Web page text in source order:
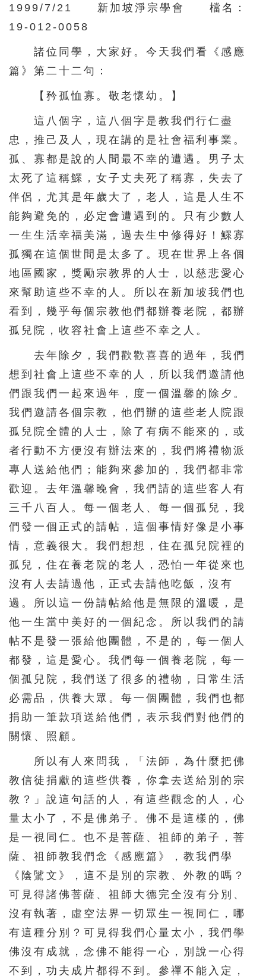
106 108 109 110
111 112
116 117 118 119 120
121 122
126 127 128 129
131 132 133 134 135
136 137 138 139 140
141 142 143 144 145
151 152 153 154 155
156 157 158 159 160
161 162 163 164 165
166 167 168 169 170
176 177 178 179
186 187 188 189 190
191 192 193 194 195
1999/7/21 新加坡淨宗學會 檔名：
19-012-0058
諸位同學，大家好。今天我們看《感應
篇》第二十二句：
【矜孤恤寡。敬老懷幼。】
這八個字，這八個字是教我們行仁盡
忠，推己及人，現在講的是社會福利事業。
孤、寡都是說的人間最不幸的遭遇。男子太
太死了這稱鰥，女子丈夫死了稱寡，失去了
伴侶，尤其是年歲大了，老人，這是人生不
能夠避免的，必定會遭遇到的。只有少數人
一生生活幸福美滿，過去生中修得好！鰥寡
孤獨在這個世間是太多了。現在世界上各個
地區國家，獎勵宗教界的人士，以慈悲愛心
來幫助這些不幸的人。所以在新加坡我們也
看到，幾乎每個宗教他們都辦養老院，都辦
孤兒院，收容社會上這些不幸之人。
去年除夕，我們歡歡喜喜的過年，我們
想到社會上這些不幸的人，所以我們邀請他
們跟我們一起來過年，度一個溫馨的除夕。
我們邀請各個宗教，他們辦的這些老人院跟
孤兒院全體的人士，除了有病不能來的，或
者行動不方便沒有辦法來的，我們將禮物派
專人送給他們；能夠來參加的，我們都非常
歡迎。去年溫馨晚會，我們請的這些客人有
三千八百人。每一個老人、每一個孤兒，我
們發一個正式的請帖，這個事情好像是小事
情，意義很大。我們想想，住在孤兒院裡的
孤兒，住在養老院的老人，恐怕一年從來也
沒有人去請過他，正式去請他吃飯，沒有
過。所以這一份請帖給他是無限的溫暖，是
他一生當中美好的一個紀念。所以我們的請
帖不是發一張給他團體，不是的，每一個人
都發，這是愛心。我們每一個養老院，每一
個孤兒院，我們送了很多的禮物，日常生活
必需品，供養大眾。每一個團體，我們也都
捐助一筆款項送給他們，表示我們對他們的
關懷、照顧。
所以有人來問我，「法師，為什麼把佛
教信徒捐獻的這些供養，你拿去送給別的宗
教？」說這句話的人，有這些觀念的人，心
量太小了，不是佛弟子。佛不是這樣的，佛
是一視同仁。也不是菩薩、祖師的弟子，菩
薩、祖師教我們念《感應篇》，教我們學
《陰騭文》，這不是別的宗教、外教的嗎？
可見得諸佛菩薩、祖師大德完全沒有分別、
沒有執著，虛空法界一切眾生一視同仁，哪
有這種分別？可見得我們心量太小，我們學
佛沒有成就，念佛不能得一心，別說一心得
不到，功夫成片都得不到。參禪不能入定，